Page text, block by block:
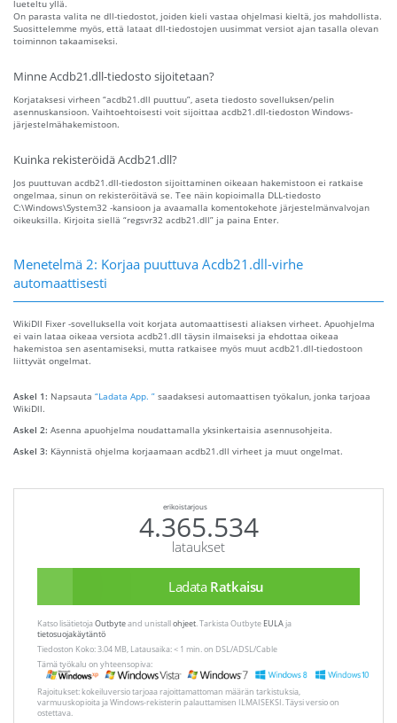
lueteltu yllä.
On parasta valita ne dll-tiedostot, joiden kieli vastaa ohjelmasi kieltä, jos mahdollista.
Suosittelemme myös, että lataat dll-tiedostojen uusimmat versiot ajan tasalla olevan
toiminnon takaamiseksi.
Minne Acdb21.dll-tiedosto sijoitetaan?
Korjataksesi virheen “acdb21.dll puuttuu”, aseta tiedosto sovelluksen/pelin
asennuskansioon. Vaihtoehtoisesti voit sijoittaa acdb21.dll-tiedoston Windows-
järjestelmähakemistoon.
Kuinka rekisteröidä Acdb21.dll?
Jos puuttuvan acdb21.dll-tiedoston sijoittaminen oikeaan hakemistoon ei ratkaise
ongelmaa, sinun on rekisteröitävä se. Tee näin kopioimalla DLL-tiedosto
C:\Windows\System32 -kansioon ja avaamalla komentokehote järjestelmänvalvojan
oikeuksilla. Kirjoita siellä “regsvr32 acdb21.dll” ja paina Enter.
Menetelmä 2: Korjaa puuttuva Acdb21.dll-virhe
automaattisesti
WikiDll Fixer -sovelluksella voit korjata automaattisesti aliaksen virheet. Apuohjelma
ei vain lataa oikeaa versiota acdb21.dll täysin ilmaiseksi ja ehdottaa oikeaa
hakemistoa sen asentamiseksi, mutta ratkaisee myös muut acdb21.dll-tiedostoon
liittyvät ongelmat.
Askel 1: Napsauta “Ladata App. ” saadaksesi automaattisen työkalun, jonka tarjoaa
WikiDll.
Askel 2: Asenna apuohjelma noudattamalla yksinkertaisia ​​asennusohjeita.
Askel 3: Käynnistä ohjelma korjaamaan acdb21.dll virheet ja muut ongelmat.
erikoistarjous
4.365.534
lataukset
Ladata Ratkaisu
Katso lisätietojaOutbyteand unistallohjeet. Tarkista Outbyte EULAja
tietosuojakäytäntö
Tiedoston Koko: 3.04 MB, Latausaika: < 1 min. on DSL/ADSL/Cable
Tämä työkalu on yhteensopiva:
Rajoitukset: kokeiluversio tarjoaa rajoittamattoman määrän tarkistuksia,
varmuuskopioita ja Windows-rekisterin palauttamisen ILMAISEKSI. Täysi versio on
ostettava.